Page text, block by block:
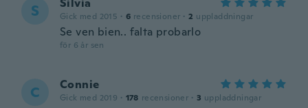
S Silvia
Gick med 2015 · 6 recensioner · 2 uppladdningar
Se ven bien.. falta probarlo
för 6 år sen
C Connie
Gick med 2019 · 178 recensioner · 3 uppladdningar